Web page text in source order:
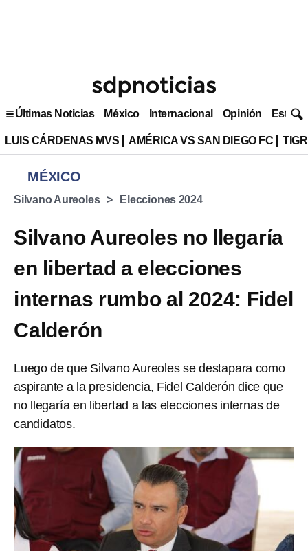
Últimas Noticias México Internacional Opinión Estilo
LUIS CÁRDENAS MVS AMÉRICA VS SAN DIEGO FC
MÉXICO
Silvano Aureoles Elecciones 2024
Silvano Aureoles no llegaría
en libertad a elecciones
internas rumbo al 2024: Fidel
Calderón
Luego de que Silvano Aureoles se destapara como
aspirante a la presidencia, Fidel Calderón dice que
no llegaría en libertad a las elecciones internas de
candidatos.